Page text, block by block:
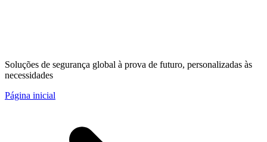
Soluções de segurança global à prova de futuro, personalizadas às
necessidades
Página inicial